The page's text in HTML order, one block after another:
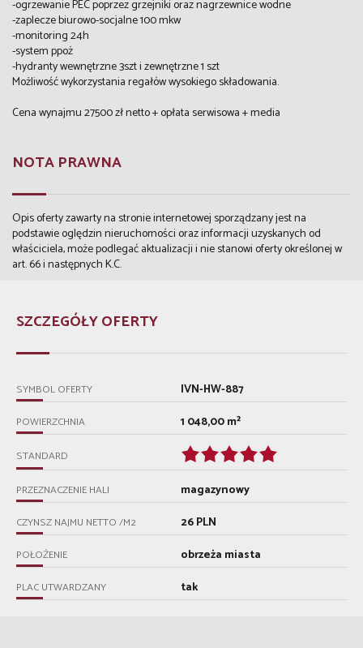
-ogrzewanie PEC poprzez grzejniki oraz nagrzewnice wodne
-zaplecze biurowo-socjalne 100 mkw
-monitoring 24h
-system ppoż
-hydranty wewnętrzne 3szt i zewnętrzne 1 szt
Możliwość wykorzystania regałów wysokiego składowania.
Cena wynajmu 27500 zł netto + opłata serwisowa + media
NOTA PRAWNA
Opis oferty zawarty na stronie internetowej sporządzany jest na
podstawie oględzin nieruchomości oraz informacji uzyskanych od
właściciela, może podlegać aktualizacji i nie stanowi oferty określonej w
art. 66 i następnych K.C.
SZCZEGÓŁY OFERTY
SYMBOL OFERTY IVN-HW-887
POWIERZCHNIA 1 048,00 m²
STANDARD
PRZEZNACZENIE HALI magazynowy
CZYNSZ NAJMU NETTO /M2 26 PLN
POŁOŻENIE obrzeża miasta
PLAC UTWARDZANY tak